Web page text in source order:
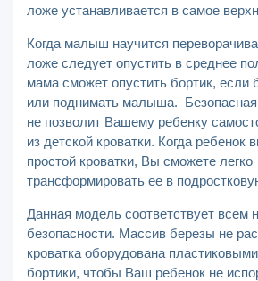
ложе устанавливается в самое
Когда малыш научится
ложе следует опустить в среднее
мама сможет опустить бортик, если
или поднимать малыша.
не позволит Вашему ребенку
из детской кроватки. Когда ребенок
простой кроватки, Вы сможете легко
трансформировать ее в
Данная модель соответствует всем
безопасности. Массив березы не
кроватка оборудована
бортики, чтобы Ваш ребенок не